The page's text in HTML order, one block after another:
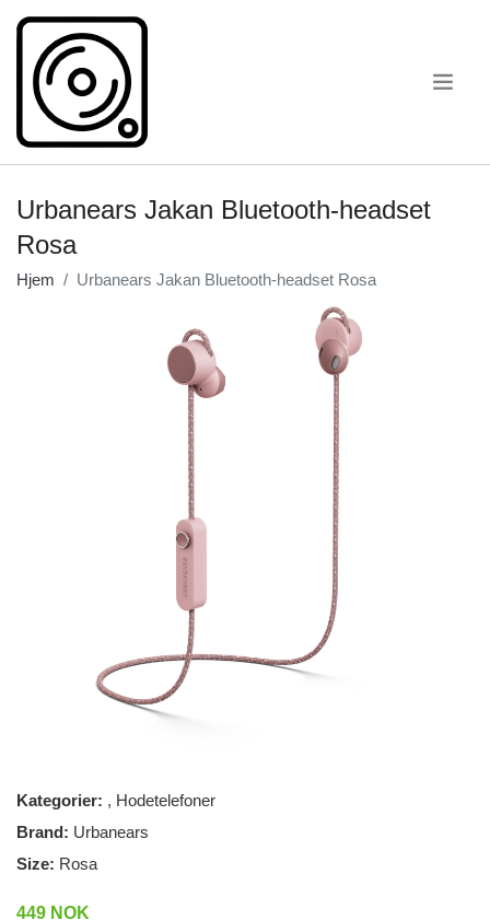
Urbanears Jakan Bluetooth-headset
Rosa
Hjem Urbanears Jakan Bluetooth-headset Rosa
Kategorier: , Hodetelefoner
Brand: Urbanears
Size: Rosa
449 NOK